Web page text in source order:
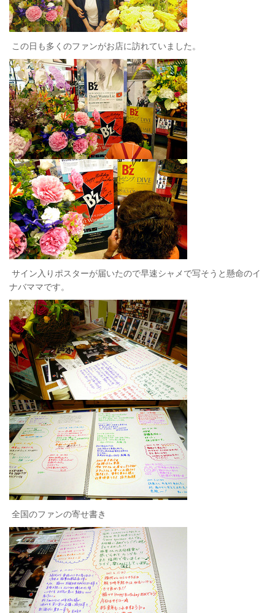
この日も多くのファンがお店に訪れていました。
サイン入りポスターが届いたので早速シャメで写そうと懸命のイ
ナバママです。
全国のファンの寄せ書き